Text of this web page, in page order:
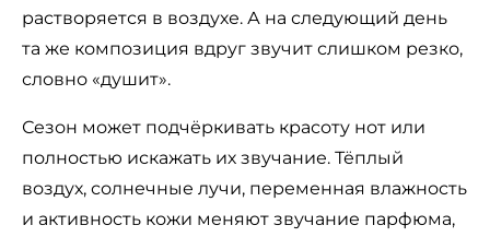
растворяется в воздухе. А на следующий день
та же композиция вдруг звучит слишком резко,
словно «душит».
Сезон может подчёркивать красоту нот или
полностью искажать их звучание. Тёплый
воздух, солнечные лучи, переменная влажность
и активность кожи меняют звучание парфюма,